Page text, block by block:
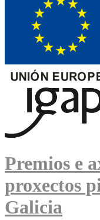
Premios e
proxectos
Galicia